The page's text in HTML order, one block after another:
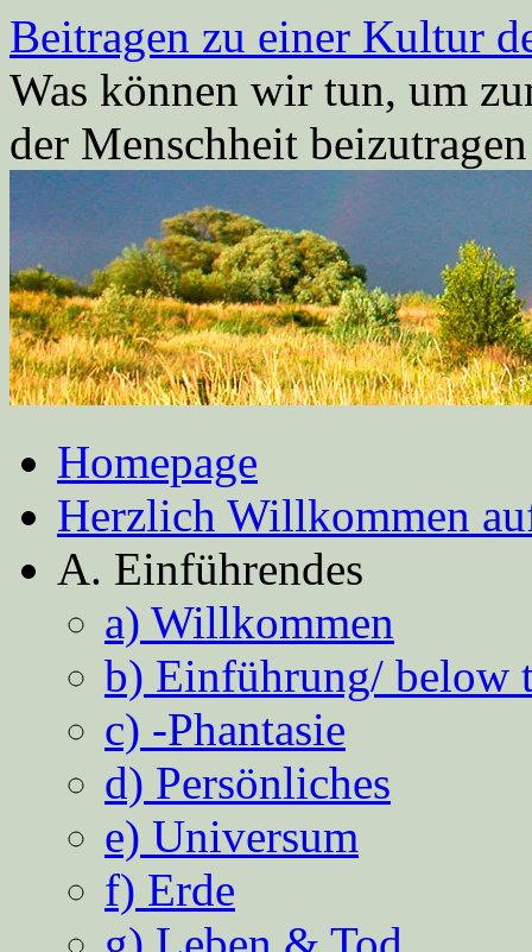
Zum
Inhalt
springen
Beitragen zu einer Kultur
Was können wir tun, um
der Menschheit
Homepage
Herzlich Willkommen
A. Einführendes
a) Willkommen
b) Einführung/ below
c) -Phantasie
d) Persönliches
e) Universum
f) Erde